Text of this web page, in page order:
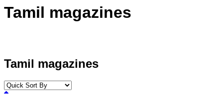
Tamil magazines
Tamil magazines